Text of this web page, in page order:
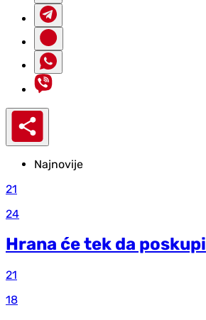
Najnovije
21
24
Hrana će tek da poskupi
21
18